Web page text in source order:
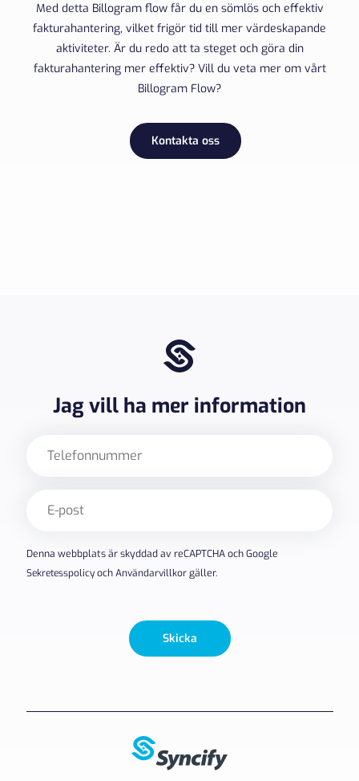
Med detta Billogram flow får du en sömlös och effektiv
fakturahantering, vilket frigör tid till mer värdeskapande
aktiviteter. Är du redo att ta steget och göra din
fakturahantering mer effektiv? Vill du veta mer om vårt
Billogram Flow?
Kontakta oss
Jag vill ha mer information
post
Denna webbplats är skyddad av reCAPTCHA och Google
SekretesspolicyochAnvändarvillkorgäller.
Skicka